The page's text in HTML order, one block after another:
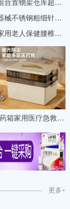
蓝色药店药房专用诊所医院多层组合置物架仓库超市货架商用展示架
医用持针钳夹针器外科手术缝合器械不锈钢粗细针牙科双眼皮持针器
护腰工厂现货销售充气运动器械家用老人保健腰椎间盘固定保暖护腰
药箱家用医疗急救药盒药物收纳盒大号大容量多层分格医药箱收纳盒
更多+